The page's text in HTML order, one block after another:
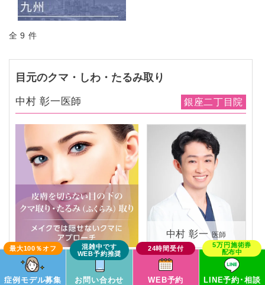
全 9 件
目元のクマ・しわ・たるみ取り
中村 彰一医師 銀座二丁目院
中村 彰一 医師
この症例モデルで予約
症例モデル募集 お問い合わせ WEB予約 LINE予約･相談